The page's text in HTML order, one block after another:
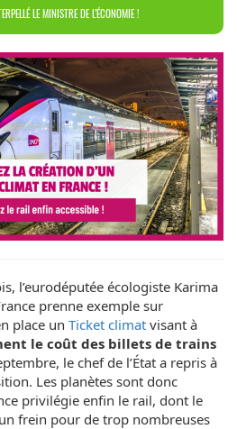
LE MINISTRE DE L’ÉCONOMIE !
l’eurodéputée écologiste Karima
prenne exemple sur
place un Ticket climat visant à
le coût des billets de trains
le chef de l’État a repris à
Les planètes sont donc
privilégie enfin le rail, dont le
frein pour de trop nombreuses